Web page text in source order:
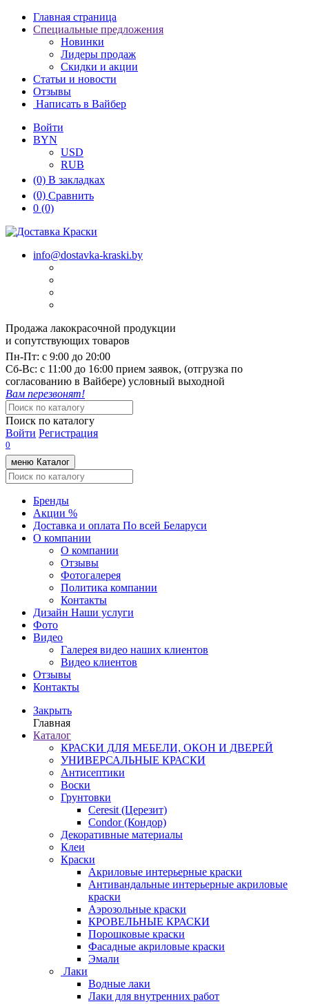
Главная страница
Специальные предложения
Новинки
Лидеры продаж
Скидки и акции
Статьи и новости
Отзывы
Написать в Вайбер
Войти
BYN
USD
RUB
(0) В закладках
(0) Сравнить
0 (0)
info@dostavka-kraski.by
Продажа лакокрасочной продукции
и сопутствующих товаров
Пн-Пт: с 9:00 до 20:00
Cб-Вс: с 11:00 до 16:00 прием заявок, (отгрузка по
согласованию в Вайбере) условный выходной
Вам перезвонят!
Поиск по каталогу
Войти Регистрация
0
меню Каталог
Бренды
Акции %
Доставка и оплата По всей Беларуси
О компании
О компании
Отзывы
Фотогалерея
Политика компании
Контакты
Дизайн Наши услуги
Фото
Видео
Галерея видео наших клиентов
Видео клиентов
Отзывы
Контакты
Закрыть
Главная
Каталог
КРАСКИ ДЛЯ МЕБЕЛИ, ОКОН И ДВЕРЕЙ
УНИВЕРСАЛЬНЫЕ КРАСКИ
Антисептики
Воски
Грунтовки
Ceresit (Церезит)
Condor (Кондор)
Декоративные материалы
Клеи
Краски
Акриловые интерьерные краски
Антивандальные интерьерные акриловые
краски
Аэрозольные краски
КРОВЕЛЬНЫЕ КРАСКИ
Порошковые краски
Фасадные акриловые краски
Эмали
Лаки
Водные лаки
Лаки для внутренних работ